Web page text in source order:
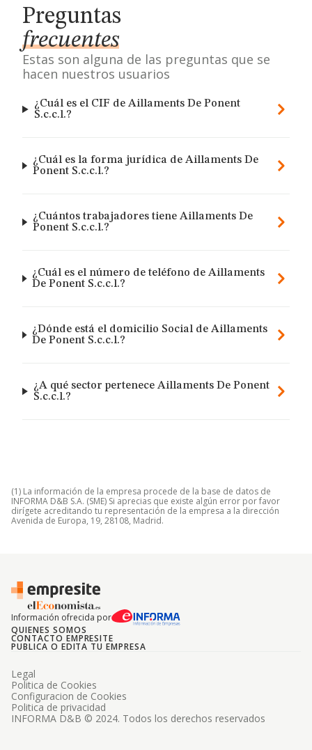
Preguntas
frecuentes
Estas son alguna de las preguntas que se
hacen nuestros usuarios
¿Cuál es el CIF de Aillaments De Ponent
S.c.c.l.?
¿Cuál es la forma jurídica de Aillaments De
Ponent S.c.c.l.?
¿Cuántos trabajadores tiene Aillaments De
Ponent S.c.c.l.?
¿Cuál es el número de teléfono de Aillaments
De Ponent S.c.c.l.?
¿Dónde está el domicilio Social de Aillaments
De Ponent S.c.c.l.?
¿A qué sector pertenece Aillaments De Ponent
S.c.c.l.?
(1) La información de la empresa procede de la base de datos de
INFORMA D&B S.A. (SME) Si aprecias que existe algún error por favor
dirígete acreditando tu representación de la empresa a la dirección
Avenida de Europa, 19, 28108, Madrid.
Información ofrecida por
QUIENES SOMOS
CONTACTO EMPRESITE
PUBLICA O EDITA TU EMPRESA
INFORMA D&B © 2024. Todos los derechos reservados
Legal
Politica de Cookies
Configuracion de Cookies
Politica de privacidad